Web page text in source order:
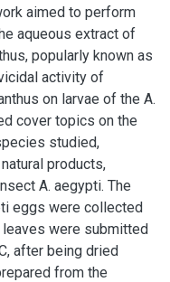
aimed to perform
aqueous extract of
popularly known as
activity of
on larvae of the A.
cover topics on the
studied,
products,
A. aegypti. The
eggs were collected
leaves were submitted
after being dried
from the